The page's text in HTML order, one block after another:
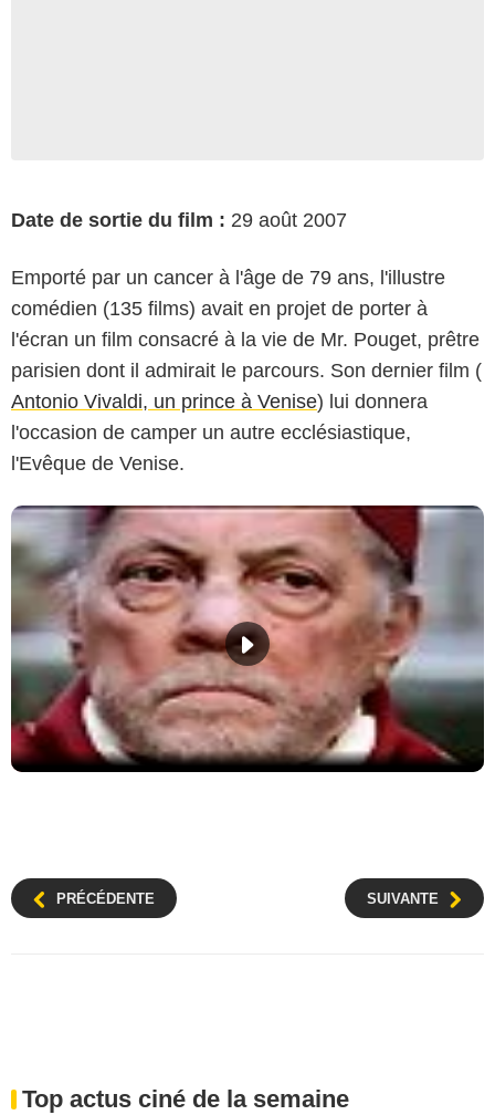
Date de sortie du film : 29 août 2007
Emporté par un cancer à l'âge de 79 ans, l'illustre
comédien (135 films) avait en projet de porter à
l'écran un film consacré à la vie de Mr. Pouget, prêtre
parisien dont il admirait le parcours. Son dernier film (
Antonio Vivaldi, un prince à Venise) lui donnera
l'occasion de camper un autre ecclésiastique,
l'Evêque de Venise.
PRÉCÉDENTE SUIVANTE
Top actus ciné de la semaine